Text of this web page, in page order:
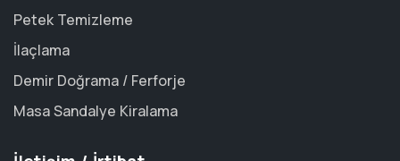
Petek Temizleme
İlaçlama
Demir Doğrama / Ferforje
Masa Sandalye Kiralama